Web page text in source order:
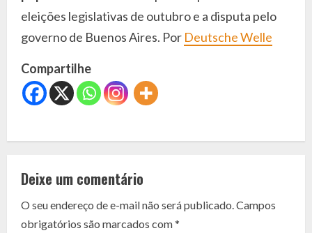
eleições legislativas de outubro e a disputa pelo
governo de Buenos Aires. Por Deutsche Welle
Compartilhe
C
n
t
Deixe um comentário
O seu endereço de e-mail não será publicado.Campos
obrigatórios são marcados com*